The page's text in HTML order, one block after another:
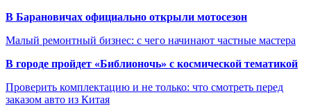
В Барановичах официально открыли мотосезон
Малый ремонтный бизнес: с чего начинают частные мастера
В городе пройдет «Библионочь» с космической тематикой
Проверить комплектацию и не только: что смотреть перед
заказом авто из Китая